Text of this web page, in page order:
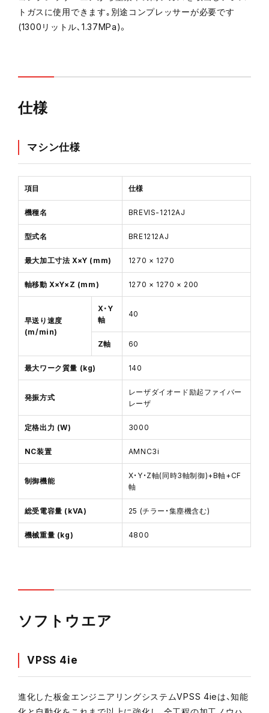
トガスに使用できます｡別途コンプレッサーが必要です
(1300リットル､1.37MPa)。
仕様
マシン仕様
項目 仕様
機種名 BREVIS-1212AJ
型式名 BRE1212AJ
最大加工寸法 X×Y (mm) 1270 × 1270
軸移動 X×Y×Z (mm) 1270 × 1270 × 200
早送り速度
(m/min)
X・Y
軸
40
Z軸 60
最大ワーク質量 (kg) 140
発振方式
レーザダイオード励起ファイバー
レーザ
定格出力 (W) 3000
NC装置 AMNC3i
制御機能
X・Y・Z軸(同時3軸制御)+B軸+CF
軸
総受電容量 (kVA) 25 (チラー・集塵機含む)
機械重量 (kg) 4800
ソフトウエア
VPSS 4ie
進化した板金エンジニアリングシステムVPSS 4ieは、知能